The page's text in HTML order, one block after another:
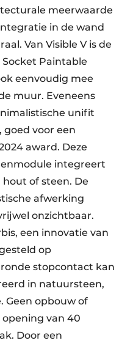
meerwaarde
in de wand
Van Visible V is de
Paintable
eenvoudig mee
muur. Eveneens
unifit
goed voor een
award. Deze
integreert
of steen. De
afwerking
onzichtbaar.
een innovatie van
op
ronde stopcontact kan
in natuursteen,
Geen opbouw of
van 40
Door een